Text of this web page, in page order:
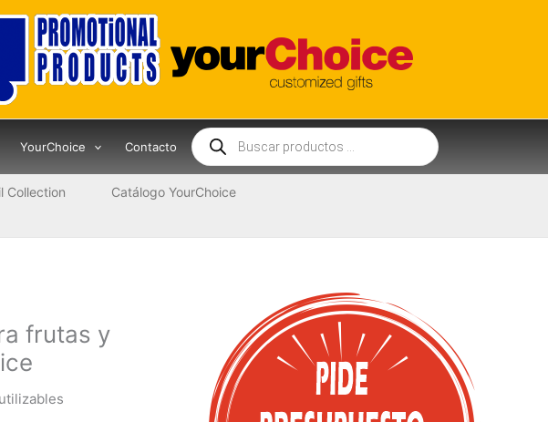
YourChoice Contacto
Búsqueda
de
productos
Collection
Catálogo YourChoice
frutas y